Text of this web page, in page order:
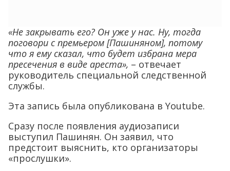
«Не закрывать его? Он уже у нас. Ну, тогда
поговори с премьером [Пашиняном], потому
что я ему сказал, что будет избрана мера
пресечения в виде ареста», – отвечает
руководитель специальной следственной
службы.
Эта запись была опубликована в Youtube.
Сразу после появления аудиозаписи
выступил Пашинян. Он заявил, что
предстоит выяснить, кто организаторы
«прослушки».